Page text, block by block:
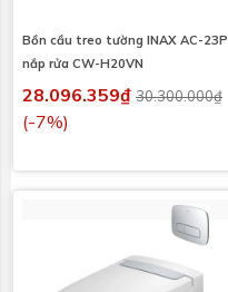
Bồn cầu treo tường INAX AC-23P
nắp rửa CW-H20VN
28.096.359₫ 30.300.000₫
(-7%)